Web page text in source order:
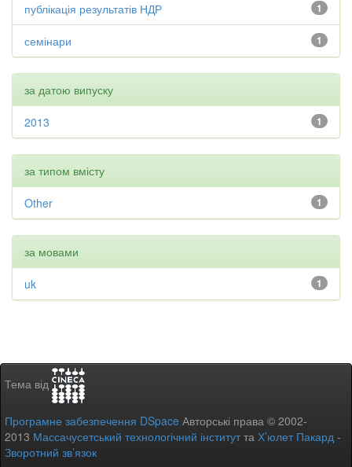
1
публікація результатів НДР
1
семінари
за датою випуску
1
2013
за типом вмісту
1
Other
за мовами
1
uk
Тема від
Програмне забезпечення DSpace Авторські права © 2002-
2013 Массачусетський технологічний інститутта Х’юлет Пакард -
Зворотний зв’язок